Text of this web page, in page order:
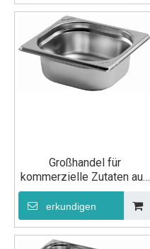
Großhandel für
kommerzielle Zutaten aus
Edelstahl GN 1/6 65 mm
erkundigen